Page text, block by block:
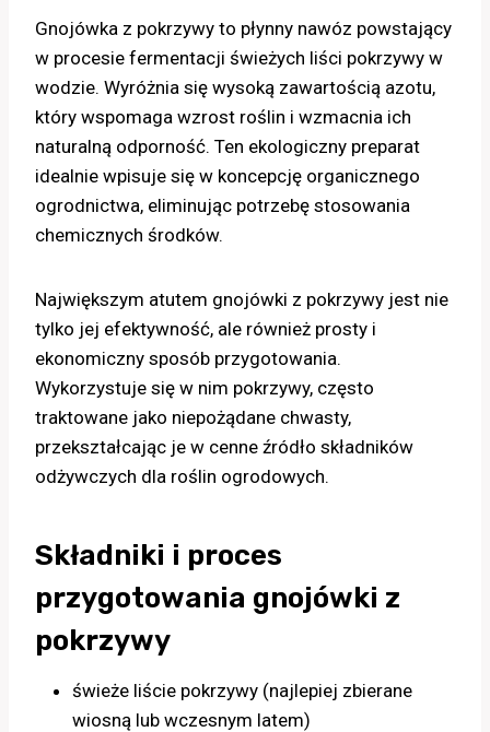
Gnojówka z pokrzywy to płynny nawóz powstający
w procesie fermentacji świeżych liści pokrzywy w
wodzie. Wyróżnia się wysoką zawartością azotu,
który wspomaga wzrost roślin i wzmacnia ich
naturalną odporność. Ten ekologiczny preparat
idealnie wpisuje się w koncepcję organicznego
ogrodnictwa, eliminując potrzebę stosowania
chemicznych środków.
Największym atutem gnojówki z pokrzywy jest nie
tylko jej efektywność, ale również prosty i
ekonomiczny sposób przygotowania.
Wykorzystuje się w nim pokrzywy, często
traktowane jako niepożądane chwasty,
przekształcając je w cenne źródło składników
odżywczych dla roślin ogrodowych.
Składniki i proces
przygotowania gnojówki z
pokrzywy
świeże liście pokrzywy (najlepiej zbierane
wiosną lub wczesnym latem)